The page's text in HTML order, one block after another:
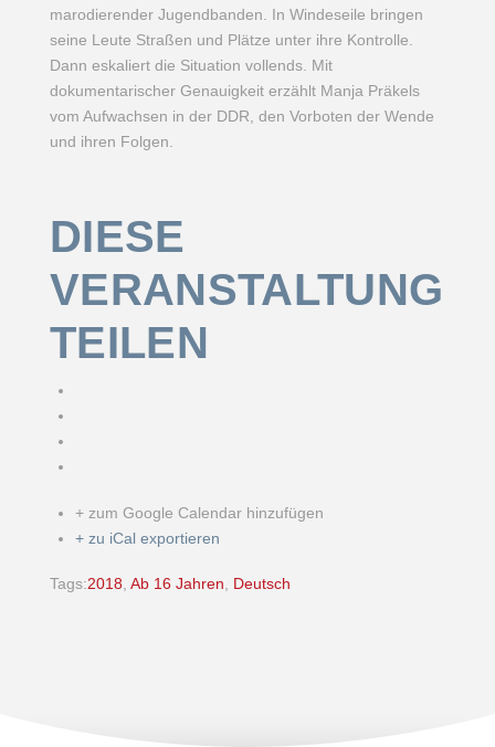
marodierender Jugendbanden. In Windeseile bringen
seine Leute Straßen und Plätze unter ihre Kontrolle.
Dann eskaliert die Situation vollends. Mit
dokumentarischer Genauigkeit erzählt Manja Präkels
vom Aufwachsen in der DDR, den Vorboten der Wende
und ihren Folgen.
DIESE
VERANSTALTUNG
TEILEN
+ zum Google Calendar hinzufügen
+ zu iCal exportieren
Tags:2018 Ab 16 Jahren Deutsch